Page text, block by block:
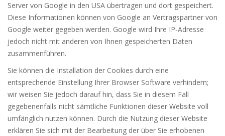
Server von Google in den USA übertragen und dort gespeichert.
Diese Informationen können von Google an Vertragspartner von
Google weiter gegeben werden. Google wird Ihre IP-Adresse
jedoch nicht mit anderen von Ihnen gespeicherten Daten
zusammenführen.
Sie können die Installation der Cookies durch eine
entsprechende Einstellung Ihrer Browser Software verhindern;
wir weisen Sie jedoch darauf hin, dass Sie in diesem Fall
gegebenenfalls nicht sämtliche Funktionen dieser Website voll
umfänglich nutzen können. Durch die Nutzung dieser Website
erklären Sie sich mit der Bearbeitung der über Sie erhobenen